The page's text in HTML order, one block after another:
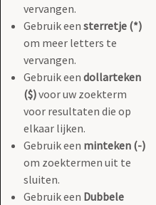
vervangen.
Gebruik een sterretje (*)
om meer letters te
vervangen.
Gebruik een dollarteken
($)voor uw zoekterm
voor resultaten die op
elkaar lijken.
Gebruik een minteken (-)
om zoektermen uit te
sluiten.
Gebruik een Dubbele